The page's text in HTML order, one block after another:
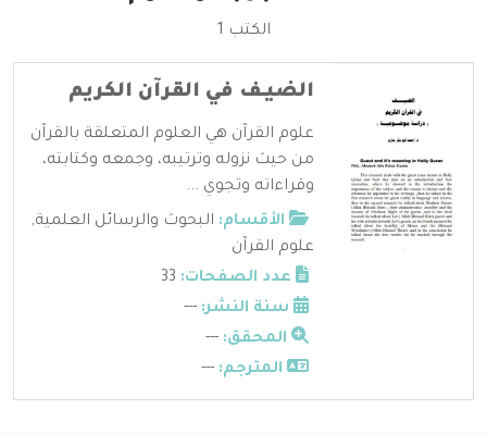
الكتب 1
الضيـف في القرآن الكريم
علوم القرآن هي العلوم المتعلقة بالقرآن
من حيث نزوله وترتيبه، وجمعه وكتابته،
وقراءاته وتجوي ...
الأقسام: البحوث والرسائل العلمية,
علوم القرآن
عدد الصفحات:
سنة النشر: ---
المحقق: ---
المترجم: ---